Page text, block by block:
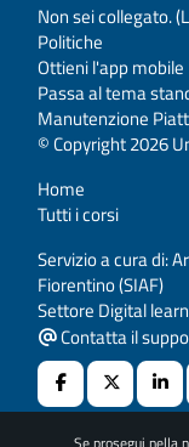
Non sei collegato. (
Politiche
Ottieni l'app mobile
Passa al tema
Manutenzione
© Copyright 2026
Home
Tutti i corsi
Servizio a cura di:
Fiorentino (SIAF)
Settore Digital
Contatta il